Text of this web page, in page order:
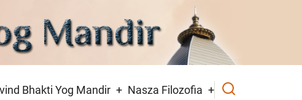
Bhakti Yog Mandir Nasza Filozofia